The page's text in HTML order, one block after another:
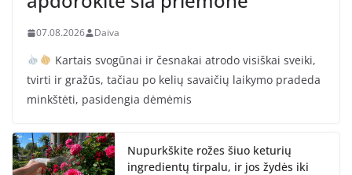
07.08.2026 Daiva
Kartais svogūnai ir česnakai atrodo visiškai sveiki,
tvirti ir gražūs, tačiau po kelių savaičių laikymo pradeda
minkštėti, pasidengia dėmėmis
Nupurkškite rožes šiuo keturių
ingredientų tirpalu, ir jos žydės iki